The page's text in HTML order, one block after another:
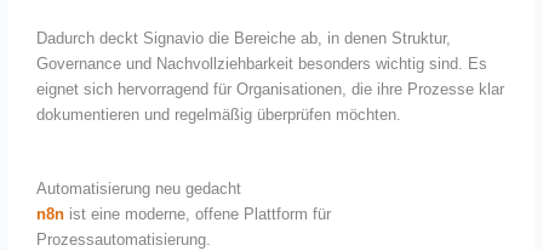
Dadurch deckt Signavio die Bereiche ab, in denen Struktur,
Governance und Nachvollziehbarkeit besonders wichtig sind. Es
eignet sich hervorragend für Organisationen, die ihre Prozesse klar
dokumentieren und regelmäßig überprüfen möchten.
Automatisierung neu gedacht
n8nist eine moderne, offene Plattform für
Prozessautomatisierung.